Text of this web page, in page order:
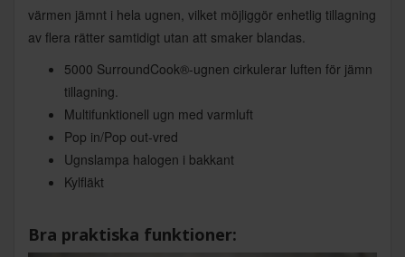
värmen jämnt i hela ugnen, vilket möjliggör enhetlig tillagning
av flera rätter samtidigt utan att smaker blandas.
5000 SurroundCook®-ugnen cirkulerar luften för jämn
tillagning.
Multifunktionell ugn med varmluft
Pop in/Pop out-vred
Ugnslampa halogen i bakkant
Kylfläkt
Bra praktiska funktioner: